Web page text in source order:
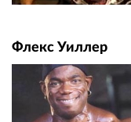
Флекс Уиллер